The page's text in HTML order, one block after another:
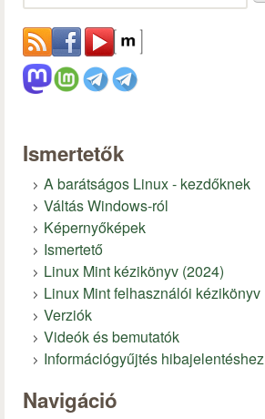
Ismertetők
A barátságos Linux - kezdőknek
Váltás Windows-ról
Képernyőképek
Ismertető
Linux Mint kézikönyv (2024)
Linux Mint felhasználói kézikönyv
Verziók
Videók és bemutatók
Információgyűjtés hibajelentéshez
Navigáció